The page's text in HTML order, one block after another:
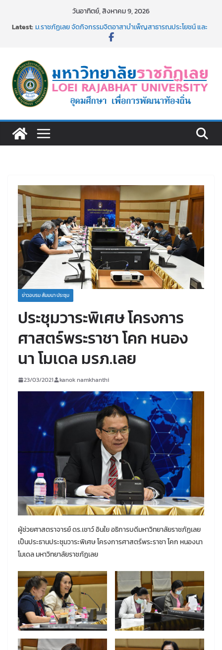
วันอาทิตย์, สิงหาคม 9, 2026
Latest:ม.ราชภัฏเลย จัดกิจกรรมจิตอาสาบำเพ็ญสาธารณประโยชน์ และ
เงินรายได้
ม.ราชภัฏเลย จัดมหกรรมวิชาการ เปิดบ้าน LRU ครั้งที่ 4 เปิดให้
นักเรียนมัธยมปลายค้นหาสาขาวิชาในฝัน สู่อนาคตที่ใช่
อธิการบดี มรภ.เลย ร่วมประชุมชี้แจงกับคณะอนุกรรมาธิการ
ประจำปีงบประมาณ พ.ศ. 2570
๑,๙๗๒ ชุด โดยวิธีเฉพาะเจาะจง
ข่าวอบรม สัมมนา ประชุม
ประชุมวาระพิเศษ โครงการ
ศาสตร์พระราชา โคก หนอง
นา โมเดล มรภ.เลย
23/03/2021 kanok namkhanthi
ผู้ช่วยศาสตราจารย์ ดร.เชาว์ อินใย อธิการบดีมหาวิทยาลัยราชภัฏเลย
เป็นประธานประชุมวาระพิเศษ โครงการศาสตร์พระราชา โคก หนองนา
โมเดล มหาวิทยาลัยราชภัฏเลย